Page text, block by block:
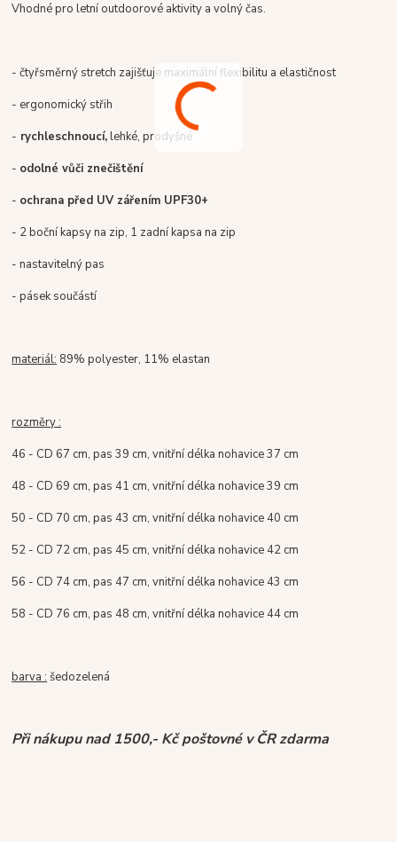
Vhodné pro letní outdoorové aktivity a volný čas.
- čtyřsměrný stretch zajišťuje maximální flexibilitu a elastičnost
- ergonomický střih
- rychleschnoucí,lehké, prodyšné
- odolné vůči znečištění
- ochrana před UV zářením UPF30+
- 2 boční kapsy na zip, 1 zadní kapsa na zip
- nastavitelný pas
- pásek součástí
materiál: 89% polyester, 11% elastan
rozměry :
46 - CD 67 cm, pas 39 cm, vnitřní délka nohavice 37 cm
48 - CD 69 cm, pas 41 cm, vnitřní délka nohavice 39 cm
50 - CD 70 cm, pas 43 cm, vnitřní délka nohavice 40 cm
52 - CD 72 cm, pas 45 cm, vnitřní délka nohavice 42 cm
56 - CD 74 cm, pas 47 cm, vnitřní délka nohavice 43 cm
58 - CD 76 cm, pas 48 cm, vnitřní délka nohavice 44 cm
barva : šedozelená
Při nákupu nad 1500,- Kč poštovné v ČR zdarma